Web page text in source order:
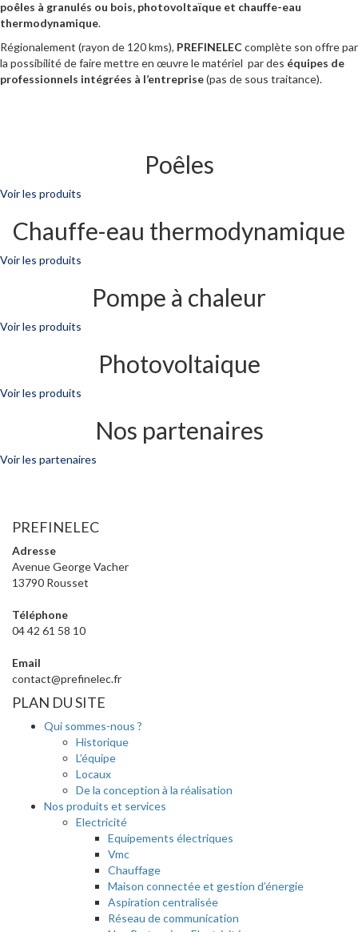
poêles à granulés ou bois, photovoltaïque et chauffe-eau
thermodynamique.
Régionalement (rayon de 120 kms), PREFINELECcomplète son offre par
la possibilité de faire mettre en œuvre le matériel par des équipes de
professionnels intégrées à l’entreprise(pas de sous traitance).
Poêles
Voir les produits
Chauffe-eau thermodynamique
Voir les produits
Pompe à chaleur
Voir les produits
Photovoltaique
Voir les produits
Nos partenaires
Voir les partenaires
PREFINELEC
Adresse
Avenue George Vacher
13790 Rousset
Téléphone
04 42 61 58 10
Email
contact@prefinelec.fr
PLAN DU SITE
Qui sommes-nous ?
Historique
L’équipe
Locaux
De la conception à la réalisation
Nos produits et services
Electricité
Equipements électriques
Vmc
Chauffage
Maison connectée et gestion d’énergie
Aspiration centralisée
Réseau de communication